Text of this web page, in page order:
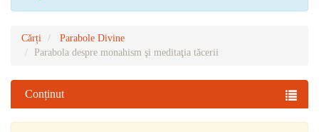
Cărți
Parabole Divine
Parabola despre monahism şi meditaţia tăcerii
Conținut